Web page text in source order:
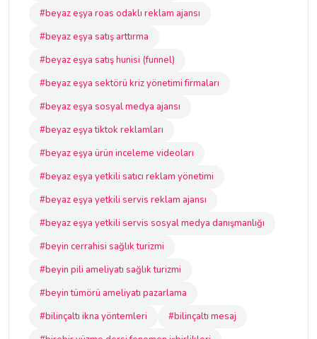
#beyaz eşya roas odaklı reklam ajansı
#beyaz eşya satış arttırma
#beyaz eşya satış hunisi (funnel)
#beyaz eşya sektörü kriz yönetimi firmaları
#beyaz eşya sosyal medya ajansı
#beyaz eşya tiktok reklamları
#beyaz eşya ürün inceleme videoları
#beyaz eşya yetkili satıcı reklam yönetimi
#beyaz eşya yetkili servis reklam ajansı
#beyaz eşya yetkili servis sosyal medya danışmanlığı
#beyin cerrahisi sağlık turizmi
#beyin pili ameliyatı sağlık turizmi
#beyin tümörü ameliyatı pazarlama
#bilinçaltı ikna yöntemleri
#bilinçaltı mesaj